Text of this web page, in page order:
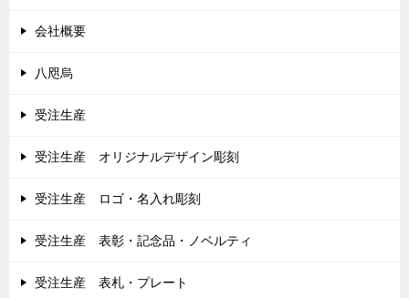
会社概要
八咫烏
受注生産
受注生産 オリジナルデザイン彫刻
受注生産 ロゴ・名入れ彫刻
受注生産 表彰・記念品・ノベルティ
受注生産 表札・プレート